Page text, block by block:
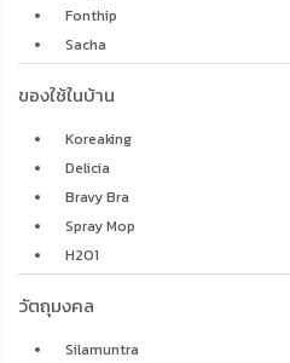
Fonthip
Sacha
ของใช้ในบ้าน
Koreaking
Delicia
Bravy Bra
Spray Mop
H2O1
วัตถุมงคล
Silamuntra